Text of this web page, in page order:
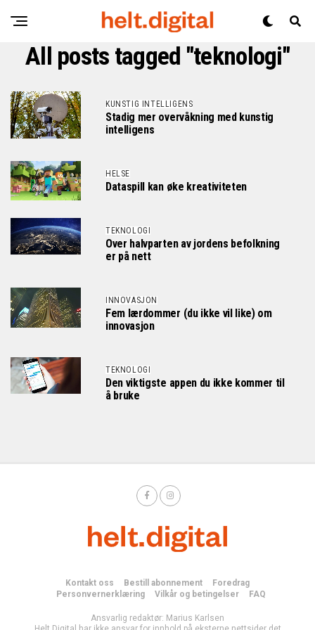
All posts tagged "teknologi"
KUNSTIG INTELLIGENS
Stadig mer overvåkning med kunstig
intelligens
HELSE
Dataspill kan øke kreativiteten
TEKNOLOGI
Over halvparten av jordens befolkning
er på nett
INNOVASJON
Fem lærdommer (du ikke vil like) om
innovasjon
TEKNOLOGI
Den viktigste appen du ikke kommer til
å bruke
Kontakt oss Bestill abonnement
Foredrag
Personvernerklæring
Vilkår og betingelser FAQ
Ansvarlig redaktør: Marius Karlsen